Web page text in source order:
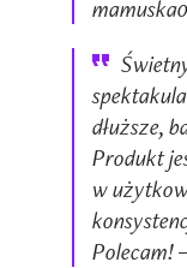
dłuższe,
Produkt
w
Polecam!